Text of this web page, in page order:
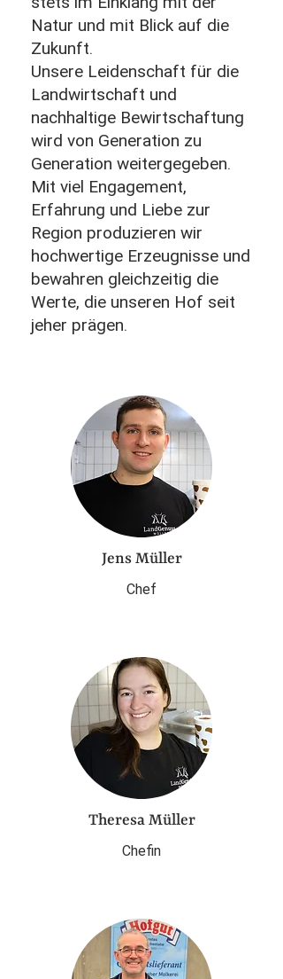
Natur und mit Blick auf die
Zukunft.
Unsere Leidenschaft für die
Landwirtschaft und
nachhaltige Bewirtschaftung
wird von Generation zu
Generation weitergegeben.
Mit viel Engagement,
Erfahrung und Liebe zur
Region produzieren wir
hochwertige Erzeugnisse und
bewahren gleichzeitig die
Werte, die unseren Hof seit
jeher prägen.
Jens Müller
Chef
Theresa Müller
​Chefin